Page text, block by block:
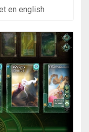
en english